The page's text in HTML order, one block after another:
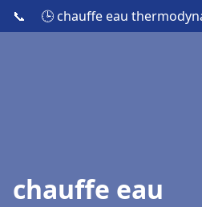
📞 🕒 chauffe eau
chauffe eau